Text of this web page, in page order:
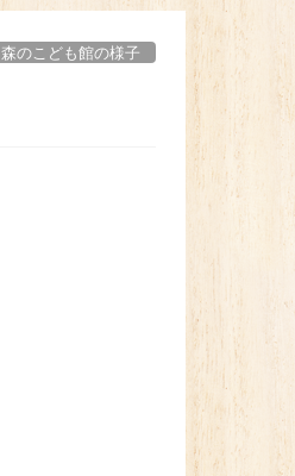
森のこども館の様子